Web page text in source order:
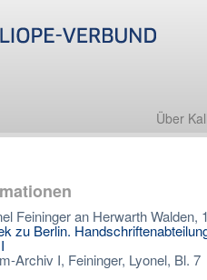
Über
Feininger an Herwarth Walden,
zu Berlin.
Archiv I, Feininger, Lyonel, Bl. 7